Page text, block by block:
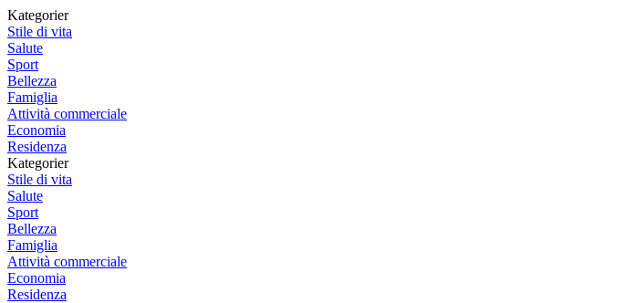
Kategorier
Stile di vita
Salute
Sport
Bellezza
Famiglia
Attività commerciale
Economia
Residenza
Kategorier
Stile di vita
Salute
Sport
Bellezza
Famiglia
Attività commerciale
Economia
Residenza